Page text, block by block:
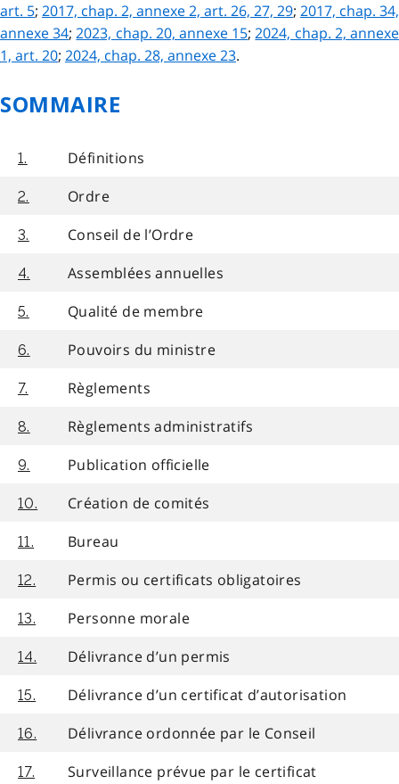
art. 5; 2017, chap. 2, annexe 2, art. 26, 27, 29; 2017, chap. 34,
annexe 34;2023, chap. 20, annexe 15;2024, chap. 2, annexe
1, art. 20; 2024, chap. 28, annexe 23.
SOMMAIRE
1. Définitions
2. Ordre
3. Conseil de l’Ordre
4. Assemblées annuelles
5. Qualité de membre
6. Pouvoirs du ministre
7. Règlements
8. Règlements administratifs
9. Publication officielle
10. Création de comités
11. Bureau
12. Permis ou certificats obligatoires
13. Personne morale
14. Délivrance d’un permis
15. Délivrance d’un certificat d’autorisation
16. Délivrance ordonnée par le Conseil
17.
Surveillance prévue par le certificat